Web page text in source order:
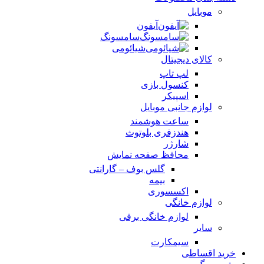
موبایل
آیفون
سامسونگ
شیائومی
کالای دیجیتال
لپ تاپ
کنسول بازی
اسپیکر
لوازم جانبی موبایل
ساعت هوشمند
هندزفری بلوتوث
شارژر
محافظ صفحه نمایش
گلس بوف – گارانتی
بیمه
اکسسوری
لوازم خانگی
لوازم خانگی برقی
سایر
سیمکارت
خرید اقساطی